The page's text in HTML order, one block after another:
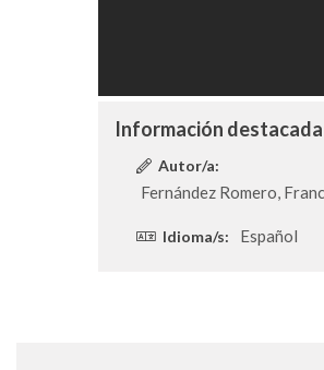
Información destacada
Autor/a:
Fernández Romero,
Idioma/s: Español